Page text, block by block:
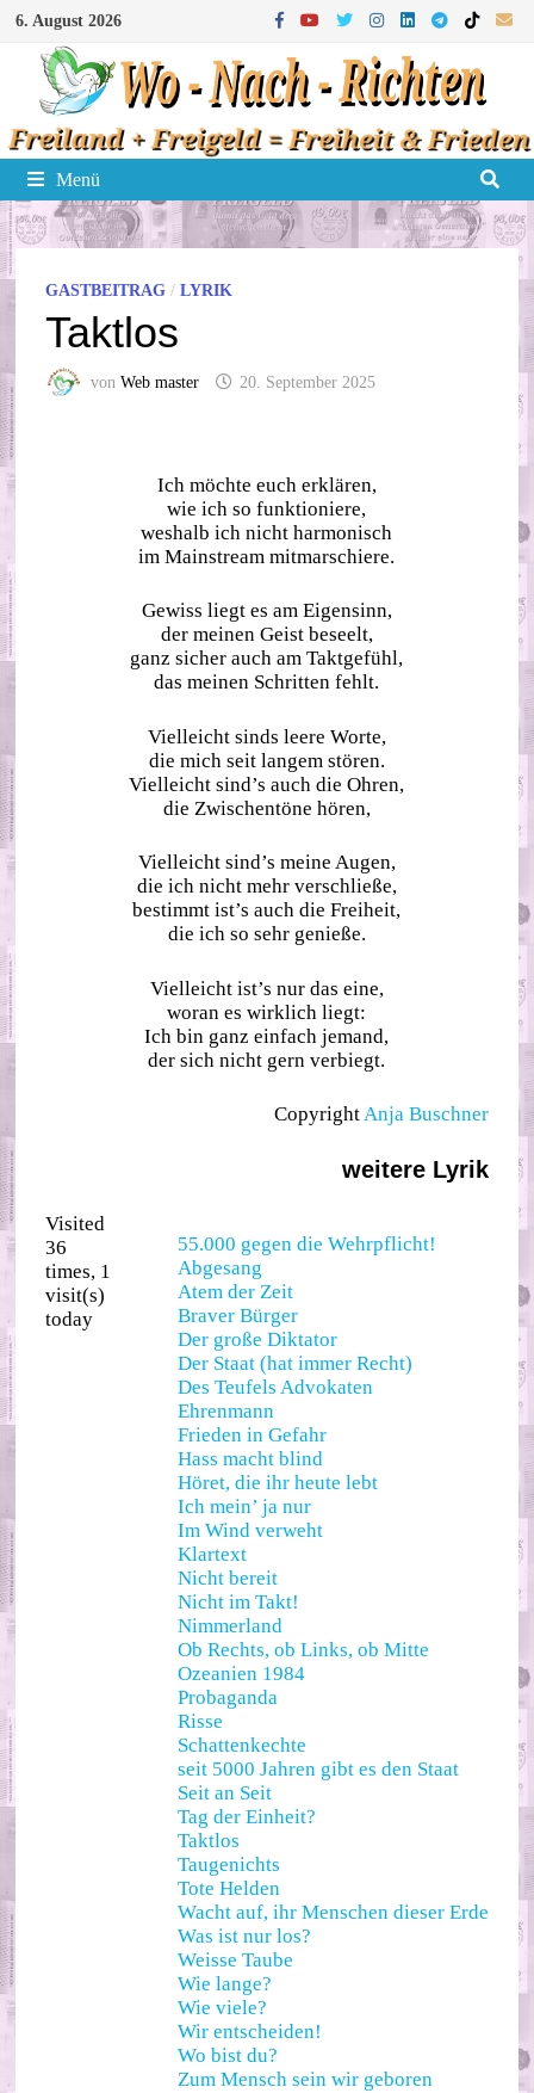
Zum
Inhalt
springen
6. August 2026
Menü
GASTBEITRAG /LYRIK
Taktlos
vonWeb master 20. September 2025
Ich möchte euch erklären,
wie ich so funktioniere,
weshalb ich nicht harmonisch
im Mainstream mitmarschiere.
Gewiss liegt es am Eigensinn,
der meinen Geist beseelt,
ganz sicher auch am Taktgefühl,
das meinen Schritten fehlt.
Vielleicht sinds leere Worte,
die mich seit langem stören.
Vielleicht sind’s auch die Ohren,
die Zwischentöne hören,
Vielleicht sind’s meine Augen,
die ich nicht mehr verschließe,
bestimmt ist’s auch die Freiheit,
die ich so sehr genieße.
Vielleicht ist’s nur das eine,
woran es wirklich liegt:
Ich bin ganz einfach jemand,
der sich nicht gern verbiegt.
CopyrightAnja Buschner
weitere Lyrik
55.000 gegen die Wehrpflicht!
Abgesang
Atem der Zeit
Braver Bürger
Der große Diktator
Der Staat (hat immer Recht)
Des Teufels Advokaten
Ehrenmann
Frieden in Gefahr
Hass macht blind
Höret, die ihr heute lebt
Ich mein’ ja nur
Im Wind verweht
Klartext
Nicht bereit
Nicht im Takt!
Nimmerland
Ob Rechts, ob Links, ob Mitte
Ozeanien 1984
Probaganda
Risse
Schattenkechte
seit 5000 Jahren gibt es den Staat
Seit an Seit
Tag der Einheit?
Taktlos
Taugenichts
Tote Helden
Wacht auf, ihr Menschen dieser Erde
Was ist nur los?
Weisse Taube
Wie lange?
Wie viele?
Wir entscheiden!
Wo bist du?
Zum Mensch sein wir geboren
Visited
36
times, 1
visit(s)
today